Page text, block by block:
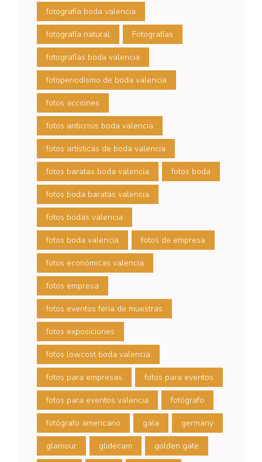
fotografía boda valencia
fotografía natural Fotografías
fotografías boda valencia
fotoperiodismo de boda valencia
fotos acciones
fotos anticrisis boda valencia
fotos artísticas de boda valencia
fotos baratas boda valencia fotos boda
fotos boda baratas valencia
fotos bodas valencia
fotos boda valencia fotos de empresa
fotos económicas valencia
fotos empresa
fotos eventos feria de muestras
fotos exposiciones
fotos lowcost boda valencia
fotos para empresas fotos para eventos
fotos para eventos valencia fotógrafo
fotógrafo americano gala germany
glamour glidecam golden gate